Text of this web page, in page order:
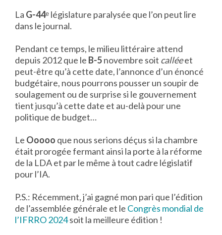
La G-44ᵉ législature paralysée que l’on peut lire
dans le journal.
Pendant ce temps, le milieu littéraire attend
depuis 2012 que le B-5novembre soit calléeet
peut-être qu’à cette date, l’annonce d’un énoncé
budgétaire, nous pourrons pousser un soupir de
soulagement ou de surprise si le gouvernement
tient jusqu’à cette date et au-delà pour une
politique de budget…
Le Ooooo que nous serions déçus si la chambre
était prorogée fermant ainsi la porte à la réforme
de la LDA et par le même à tout cadre législatif
pour l’IA.
P.S.: Récemment, j’ai gagné mon pari que l’édition
de l’assemblée générale et le Congrès mondial de
l’IFRRO 2024soit la meilleure édition !